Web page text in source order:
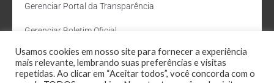
Gerenciar Portal da Transparência
Gerenciar Boletim Oficial
Departamento de Água e Esgoto
Administração Site
Usamos cookies em nosso site para fornecer a experiência
mais relevante, lembrando suas preferências e visitas
repetidas. Ao clicar em “Aceitar todos”, você concorda com o